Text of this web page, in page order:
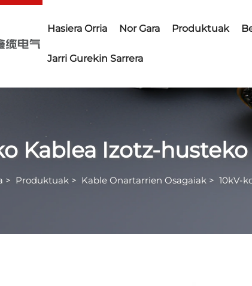
Hasiera Orria Nor Gara Produktuak
Jarri Gurekin Sarrera
Kablea Izotz-
> Produktuak > Kable Onartarrien Osagaiak > 10kV-